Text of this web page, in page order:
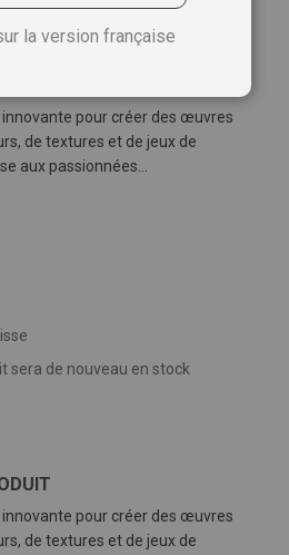
ce produit
pour créer des œuvres
de textures et de jeux de
aux passionnées...
sera de nouveau en stock
pour créer des œuvres
de textures et de jeux de
la version française